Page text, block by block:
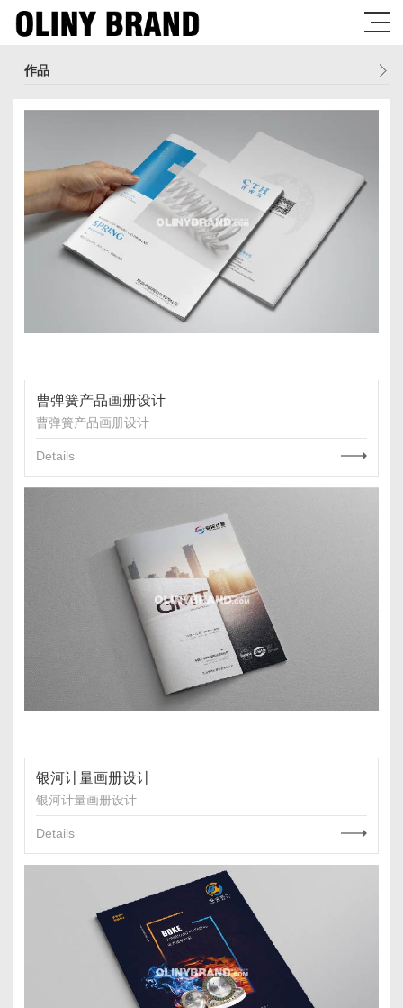
作品
曹弹簧产品画册设计
曹弹簧产品画册设计
Details
银河计量画册设计
银河计量画册设计
Details